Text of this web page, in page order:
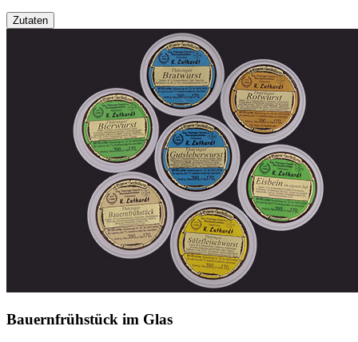
Zutaten
Bauernfrühstück im Glas